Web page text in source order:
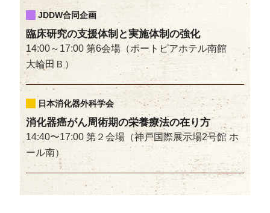
JDDW合同企画
臨床研究の支援体制と実施体制の強化
14:00～17:00 第6会場（ポートピアホテル南館
大輪田Ｂ）
日本消化器外科学会
消化器癌がん周術期の栄養療法の在り方
14:40〜17:00 第２会場（神戸国際展示場2号館 ホ
ール南）